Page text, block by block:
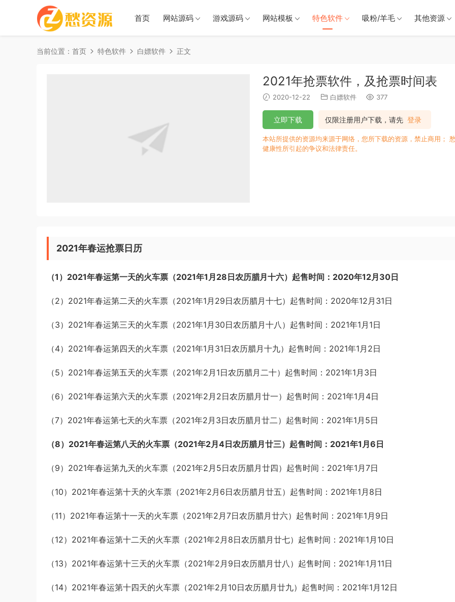
首页 网站源码 游戏源码 网站模板 特色软件 吸粉/羊毛 其他资源
当前位置： 首页 特色软件 白嫖软件 正文
2021年抢票软件，及抢票时间表
2020-12-22 白嫖软件 377
仅限注册用户下载，请先 登录
立即下载
本站所提供的资源均来源于网络，您所下载的资源，禁止商用；
健康性所引起的争议和法律责任。
2021年春运抢票日历
（1）2021年春运第一天的火车票（2021年1月28日农历腊月十六）起售时间：2020年12月30日
（2）2021年春运第二天的火车票（2021年1月29日农历腊月十七）起售时间：2020年12月31日
（3）2021年春运第三天的火车票（2021年1月30日农历腊月十八）起售时间：2021年1月1日
（4）2021年春运第四天的火车票（2021年1月31日农历腊月十九）起售时间：2021年1月2日
（5）2021年春运第五天的火车票（2021年2月1日农历腊月二十）起售时间：2021年1月3日
（6）2021年春运第六天的火车票（2021年2月2日农历腊月廿一）起售时间：2021年1月4日
（7）2021年春运第七天的火车票（2021年2月3日农历腊月廿二）起售时间：2021年1月5日
（8）2021年春运第八天的火车票（2021年2月4日农历腊月廿三）起售时间：2021年1月6日
（9）2021年春运第九天的火车票（2021年2月5日农历腊月廿四）起售时间：2021年1月7日
（10）2021年春运第十天的火车票（2021年2月6日农历腊月廿五）起售时间：2021年1月8日
（11）2021年春运第十一天的火车票（2021年2月7日农历腊月廿六）起售时间：2021年1月9日
（12）2021年春运第十二天的火车票（2021年2月8日农历腊月廿七）起售时间：2021年1月10日
（13）2021年春运第十三天的火车票（2021年2月9日农历腊月廿八）起售时间：2021年1月11日
（14）2021年春运第十四天的火车票（2021年2月10日农历腊月廿九）起售时间：2021年1月12日